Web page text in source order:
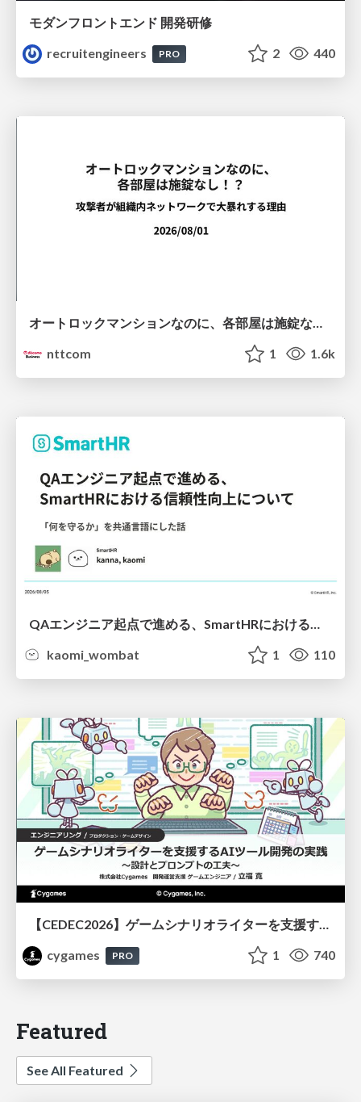
モダンフロントエンド 開発研修
recruitengineers
PRO 2 440
オートロックマンションなのに、各部屋は施錠なし！？ 攻撃者が組織内ネットワークで大暴れする理由 / The Front Door Is Locked, but the Rooms Are Wide Open: Why Attackers Move Freely Inside Enterprise Networks
nttcom
1 1.6k
kaomi_wombat
1 110
【CEDEC2026】ゲームシナリオライターを支援するAIツール開発の実践 ― 設計とプロンプトの工夫 ―
cygames
PRO 1 740
Featured
See All Featured